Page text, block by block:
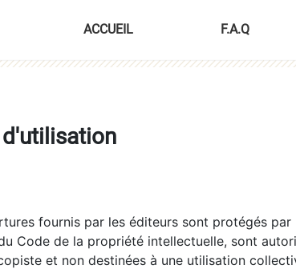
ACCUEIL F.A.Q
fournis par les éditeurs sont protégés
Code de la propriété intellectuelle, sont
et non destinées à une utilisation